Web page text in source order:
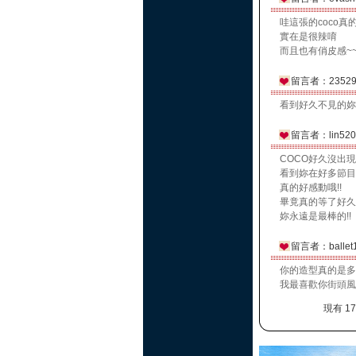
哇這張的coco真
實在是很辣唷
而且也有俏皮感
留言者：
看到好久不見的
留言者：
COCO好久沒出
看到妳在好多節
真的好感動哦!!
畢竟真的等了好
妳永遠是最棒的!!
留言者：
你的造型真的是
我最喜歡你街頭
現有